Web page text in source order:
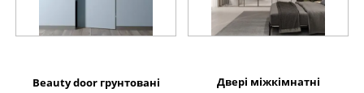
Beauty door грунтовані
Двері міжкімнатні